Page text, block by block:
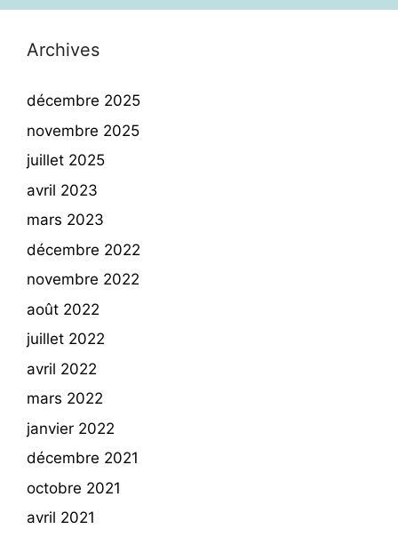
Archives
décembre 2025
novembre 2025
juillet 2025
avril 2023
mars 2023
décembre 2022
novembre 2022
août 2022
juillet 2022
avril 2022
mars 2022
janvier 2022
décembre 2021
octobre 2021
avril 2021